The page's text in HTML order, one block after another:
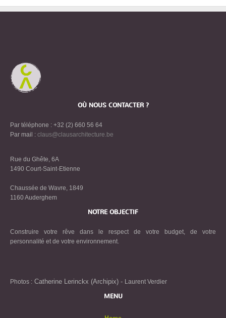
OÙ NOUS CONTACTER ?
Par téléphone : +32 (2) 660 56 64
Par mail : claus@clausarchitecture.be
Rue du Ghête, 6A
1490 Court-Saint-Etienne
Chaussée de Wavre, 1849
1160 Auderghem
NOTRE OBJECTIF
Construire votre rêve dans le respect de votre budget, de votre
personnalité et de votre environnement.
Photos : Catherine Lerinckx (Archipix) - Laurent Verdier
MENU